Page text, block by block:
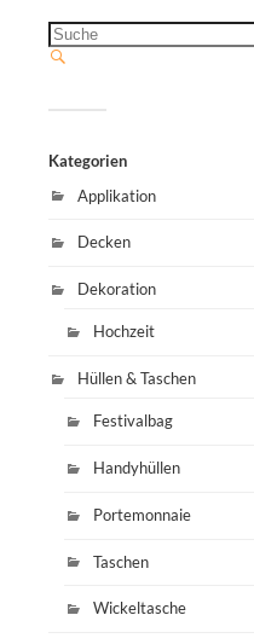
Kategorien
Applikation
Decken
Dekoration
Hochzeit
Hüllen & Taschen
Festivalbag
Handyhüllen
Portemonnaie
Taschen
Wickeltasche